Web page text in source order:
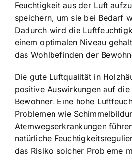
Feuchtigkeit aus der Luft
speichern, um sie bei Bedarf
Dadurch wird die
einem optimalen Niveau
das Wohlbefinden der
Die gute Luftqualität in
positive Auswirkungen auf die
Bewohner. Eine hohe
Problemen wie
Atemwegserkrankungen
natürliche
das Risiko solcher Probleme